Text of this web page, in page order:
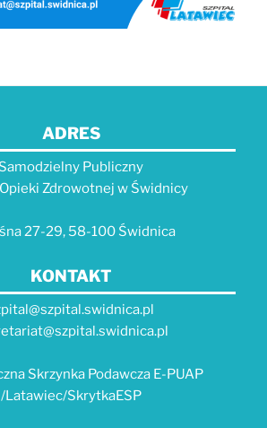
ADRES
Samodzielny Publiczny
Opieki Zdrowotnej w Świdnicy
27-29, 58-100 Świdnica
KONTAKT
Skrzynka Podawcza E-PUAP
/Latawiec/SkrytkaESP